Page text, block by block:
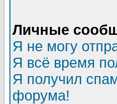
Личные
Я не могу
Я всё время
Я получил
форума!